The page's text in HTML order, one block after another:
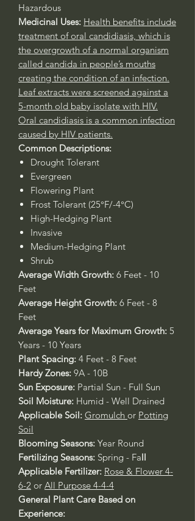
Hazardous
Medicinal Uses: Health benefits include
treatment of oral candidiasis, which is
the overgrowth of a normal organism
called candida in people’s mouths
creating the condition of an infection.
Leaf extracts were screened against a
5-month old baby isolate with HIV.
Oral candidiasis is a common infection
caused by HIV patients.
Common Descriptions:
Drought Tolerant
Evergreen
Flowering Plant
Frost Tolerant (25°F/-4°C)
High-Hedging Plant
Invasive
Medium-Hedging Plant
Shrub
Average Width Growth: 6 Feet - 10
Feet
Average Height Growth: 6 Feet - 8
Feet
Average Years for Maximum Growth: 5
Years - 10 Years
Plant Spacing: 4 Feet - 8 Feet
Hardy Zones: 9A - 10B
Sun Exposure: Partial Sun - Full Sun
Soil Moisture: Humid - Well Drained
Applicable Soil: Gromulch or Potting
Soil
Blooming Seasons: Year Round
Fertilizing Seasons: Spring - Fall
Applicable Fertilizer: Rose & Flower 4-
6-2 or All Purpose 4-4-4
General Plant Care Based on
Experience: